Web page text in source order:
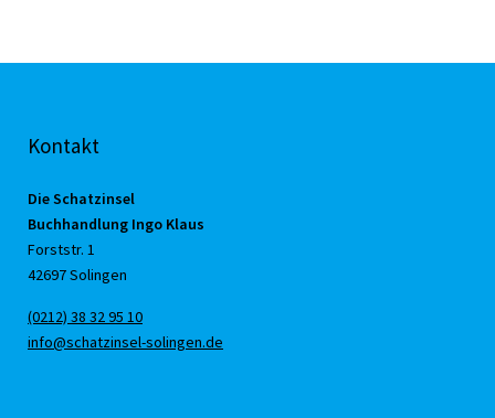
Kontakt
Die Schatzinsel
Buchhandlung Ingo Klaus
Forststr. 1
42697 Solingen
(0212) 38 32 95 10
info@schatzinsel-solingen.de